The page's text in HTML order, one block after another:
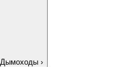
Дымоходы ›